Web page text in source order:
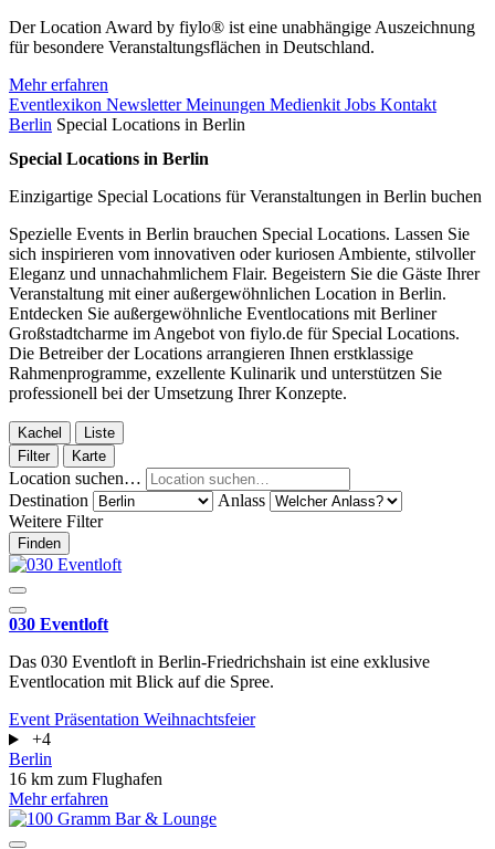
Der Location Award by fiylo® ist eine unabhängige Auszeichnung
für besondere Veranstaltungsflächen in Deutschland.
Mehr erfahren
Eventlexikon NewsletterMeinungen Medienkit Jobs Kontakt
Berlin Special Locations in Berlin
Special Locations in Berlin
Einzigartige Special Locations für Veranstaltungen in Berlin buchen
Spezielle Events in Berlin brauchen Special Locations. Lassen Sie
sich inspirieren vom innovativen oder kuriosen Ambiente, stilvoller
Eleganz und unnachahmlichem Flair. Begeistern Sie die Gäste Ihrer
Veranstaltung mit einer außergewöhnlichen Location in Berlin.
Entdecken Sie außergewöhnliche Eventlocations mit Berliner
Großstadtcharme im Angebot von fiylo.de für Special Locations.
Die Betreiber der Locations arrangieren Ihnen erstklassige
Rahmenprogramme, exzellente Kulinarik und unterstützen Sie
professionell bei der Umsetzung Ihrer Konzepte.
Kachel
Liste
Filter
Karte
Location suchen…
Destination
Anlass
Weitere Filter
Finden
030 Eventloft
Das 030 Eventloft in Berlin-Friedrichshain ist eine exklusive
Eventlocation mit Blick auf die Spree.
Event Präsentation Weihnachtsfeier
+4
Berlin
16 km zum Flughafen
Mehr erfahren